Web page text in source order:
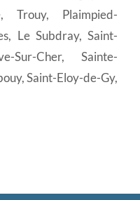
Trouy, Plaimpied-
Le Subdray, Saint-
Sur-Cher, Sainte-
Saint-Eloy-de-Gy,